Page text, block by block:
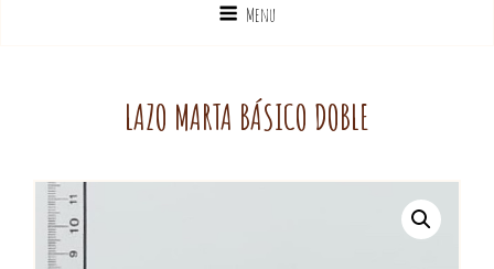
Menu
LAZO MARTA BÁSICO DOBLE